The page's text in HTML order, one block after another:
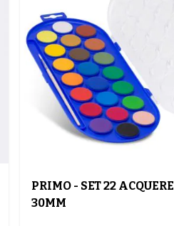
PRIMO - SET 22
30MM